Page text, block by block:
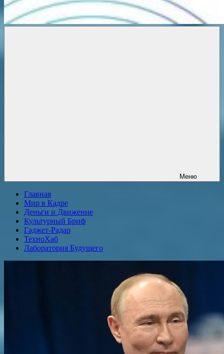
Меню
Главная
Мир в Кадре
Деньги и Движение
Культурный Бриф
Гаджет-Радар
ТехноХаб
Лаборатория Будущего